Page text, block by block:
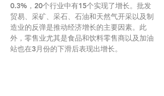
0.3%，20个行业中有15个实现了增长。批发
贸易、采矿、采石、石油和天然气开采以及制
造业的反弹是推动经济增长的主要因素。此
外，零售业尤其是食品和饮料零售商以及加油
站也在3月份的下滑后表现出增长。